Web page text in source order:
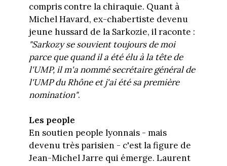
compris contre la chiraquie. Quant à
Michel Havard, ex-chabertiste devenu
jeune hussard de la Sarkozie, il raconte :
"Sarkozy se souvient toujours de moi
parce que quand il a été élu à la tête de
l'UMP, il m'a nommé secrétaire général de
l'UMP du Rhône et j'ai été sa première
nomination".
Les people
En soutien people lyonnais - mais
devenu très parisien - c'est la figure de
Jean-Michel Jarre qui émerge. Laurent